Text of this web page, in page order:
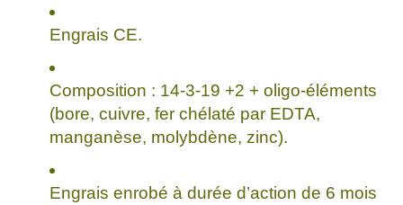
Engrais CE.
Composition : 14-3-19 +2 + oligo-éléments
(bore, cuivre, fer chélaté par EDTA,
manganèse, molybdène, zinc).
Engrais enrobé à durée d’action de 6 mois